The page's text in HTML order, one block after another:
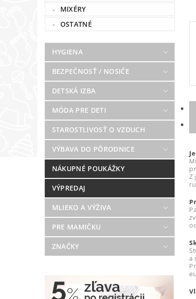
MIXÉRY
OSTATNÉ
HYGIENA
BEZPEČNOSŤ / NOSIČE
DETSKÁ IZBA
MÓDA PRE DETI
STAROSTLIVOSŤ O VZDUCH
VÝBAVA DO PÔRODNICE
NÁKUPNÉ POUKÁŽKY
VÝPREDAJ
MLIEKO A VÝŽIVA
PRE MAMIČKU
ZNAČKY
Z
a